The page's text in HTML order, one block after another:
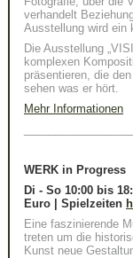
verhandelt
Ausstellung wird ein
Die Ausstellung
komplexen
präsentieren, die
sehen was er hört.
Mehr Informationen
WERK in Progress
Di - So 10:00 bis
Euro | Spielzeiten
Eine faszinierende
treten um die
Kunst neue